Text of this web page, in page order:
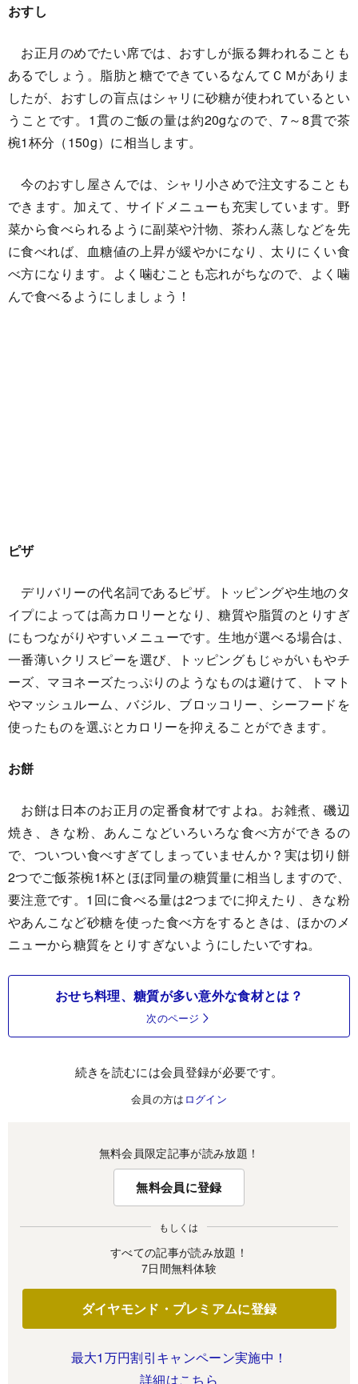
おすし
お正月のめでたい席では、おすしが振る舞われることも
あるでしょう。脂肪と糖でできているなんてＣＭがありま
したが、おすしの盲点はシャリに砂糖が使われているとい
うことです。1貫のご飯の量は約20gなので、7～8貫で茶
椀1杯分（150g）に相当します。
今のおすし屋さんでは、シャリ小さめで注文することも
できます。加えて、サイドメニューも充実しています。野
菜から食べられるように副菜や汁物、茶わん蒸しなどを先
に食べれば、血糖値の上昇が緩やかになり、太りにくい食
べ方になります。よく噛むことも忘れがちなので、よく噛
んで食べるようにしましょう！
ピザ
デリバリーの代名詞であるピザ。トッピングや生地のタ
イプによっては高カロリーとなり、糖質や脂質のとりすぎ
にもつながりやすいメニューです。生地が選べる場合は、
一番薄いクリスピーを選び、トッピングもじゃがいもやチ
ーズ、マヨネーズたっぷりのようなものは避けて、トマト
やマッシュルーム、バジル、ブロッコリー、シーフードを
使ったものを選ぶとカロリーを抑えることができます。
お餅
お餅は日本のお正月の定番食材ですよね。お雑煮、磯辺
焼き、きな粉、あんこなどいろいろな食べ方ができるの
で、ついつい食べすぎてしまっていませんか？実は切り餅
2つでご飯茶椀1杯とほぼ同量の糖質量に相当しますので、
要注意です。1回に食べる量は2つまでに抑えたり、きな粉
やあんこなど砂糖を使った食べ方をするときは、ほかのメ
ニューから糖質をとりすぎないようにしたいですね。
おせち料理、糖質が多い意外な食材とは？
次のページ
続きを読むには会員登録が必要です。
会員の方は ログイン
無料会員限定記事が読み放題！
無料会員に登録
もしくは
すべての記事が読み放題！
7日間無料体験
ダイヤモンド・プレミアムに登録
最大1万円割引キャンペーン実施中！
詳細はこちら